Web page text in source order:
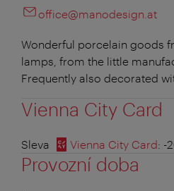
office@manodesign.at
Wonderful porcelain goods
lamps, from the little
Frequently also decorated
Vienna City Card
Sleva Vienna City Card: -
Provozní doba